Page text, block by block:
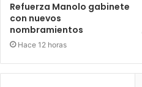
Refuerza Manolo gabinete
con nuevos
nombramientos
Hace 12 horas